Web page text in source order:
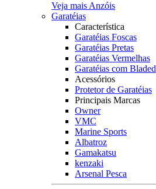
Veja mais Anzóis
Garatéias
Característica
Garatéias Foscas
Garatéias Pretas
Garatéias Vermelhas
Garatéias com Bladed
Acessórios
Protetor de Garatéias
Principais Marcas
Owner
VMC
Marine Sports
Albatroz
Gamakatsu
kenzaki
Arsenal Pesca